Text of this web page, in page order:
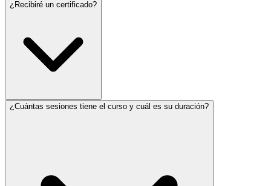
¿Recibiré un certificado?
¿Cuántas sesiones tiene el curso y cuál es su duración?